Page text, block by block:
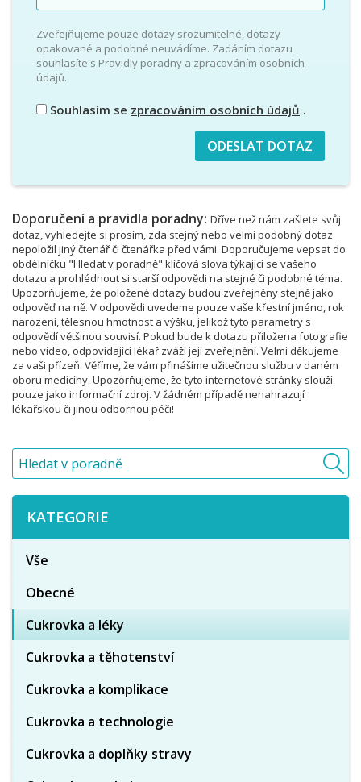
Zveřejňujeme pouze dotazy srozumitelné, dotazy
opakované a podobné neuvádíme. Zadáním dotazu
souhlasíte s Pravidly poradny a zpracováním osobních
údajů.
Souhlasím se zpracováním osobních údajů .
Doporučení a pravidla poradny: Dříve než nám zašlete svůj
dotaz, vyhledejte si prosím, zda stejný nebo velmi podobný dotaz
nepoložil jiný čtenář či čtenářka před vámi. Doporučujeme vepsat do
obdélníčku "Hledat v poradně" klíčová slova týkající se vašeho
dotazu a prohlédnout si starší odpovědi na stejné či podobné téma.
Upozorňujeme, že položené dotazy budou zveřejněny stejně jako
odpověď na ně. V odpovědi uvedeme pouze vaše křestní jméno, rok
narození, tělesnou hmotnost a výšku, jelikož tyto parametry s
odpovědí většinou souvisí. Pokud bude k dotazu přiložena fotografie
nebo video, odpovídající lékař zváží její zveřejnění. Velmi děkujeme
za vaši přízeň. Věříme, že vám přinášíme užitečnou službu v daném
oboru medicíny. Upozorňujeme, že tyto internetové stránky slouží
pouze jako informační zdroj. V žádném případě nenahrazují
lékařskou či jinou odbornou péči!
KATEGORIE
Vše
Obecné
Cukrovka a léky
Cukrovka a těhotenství
Cukrovka a komplikace
Cukrovka a technologie
Cukrovka a doplňky stravy